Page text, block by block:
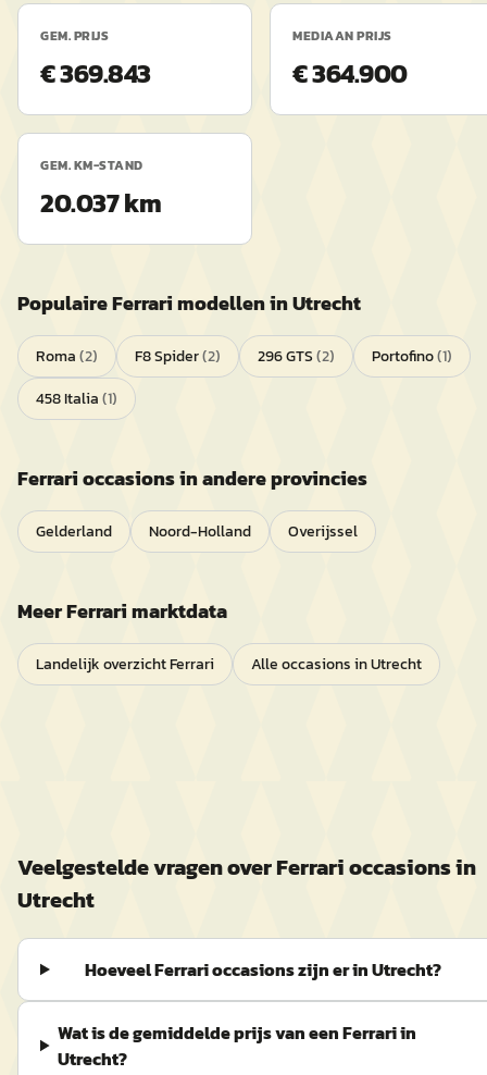
GEM. PRIJS
€ 369.843
MEDIAAN PRIJS
€ 364.900
GEM. KM-STAND
20.037 km
PopulaireFerrarimodellen inUtrecht
Roma(2) F8 Spider(2) 296 GTS(2) Portofino(1)
458 Italia(1)
Ferrarioccasions in andere provincies
Gelderland Noord-Holland Overijssel
MeerFerrarimarktdata
Landelijk overzichtFerrari Alle occasions inUtrecht
Veelgestelde vragen overFerrarioccasions in
Utrecht
Hoeveel Ferrari occasions zijn er in Utrecht?
Wat is de gemiddelde prijs van een Ferrari in
Utrecht?